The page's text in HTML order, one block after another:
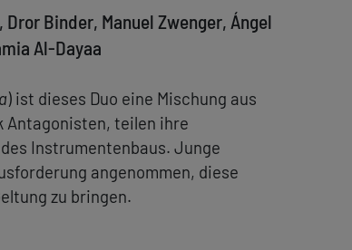
Dror Binder, Manuel Zwenger, Ángel
Al-Dayaa
) ist dieses Duo eine Mischung aus
Antagonisten, teilen ihre
Instrumentenbaus. Junge
angenommen, diese
zu bringen.